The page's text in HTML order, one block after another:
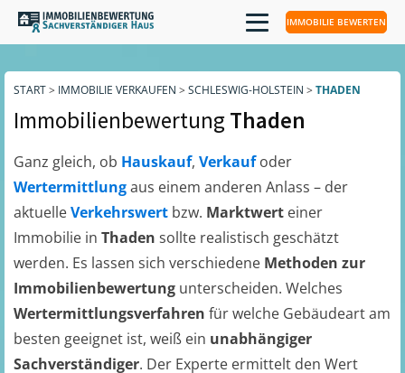
IMMOBILIE BEWERTEN
START> IMMOBILIE VERKAUFEN > SCHLESWIG-HOLSTEIN > THADEN
ImmobilienbewertungThaden
Ganz gleich, ob Hauskauf, Verkaufoder
Wertermittlungaus einem anderen Anlass – der
aktuelleVerkehrswert bzw. Marktwert einer
Immobilie in Thaden sollte realistisch geschätzt
werden. Es lassen sich verschiedene Methoden zur
Immobilienbewertung unterscheiden. Welches
Wertermittlungsverfahren für welche Gebäudeart am
besten geeignet ist, weiß ein unabhängiger
Sachverständiger. Der Experte ermittelt den Wert